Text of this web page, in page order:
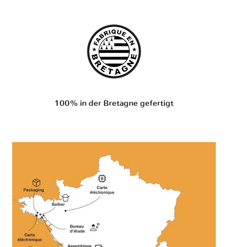
100% in der Bretagne gefertigt